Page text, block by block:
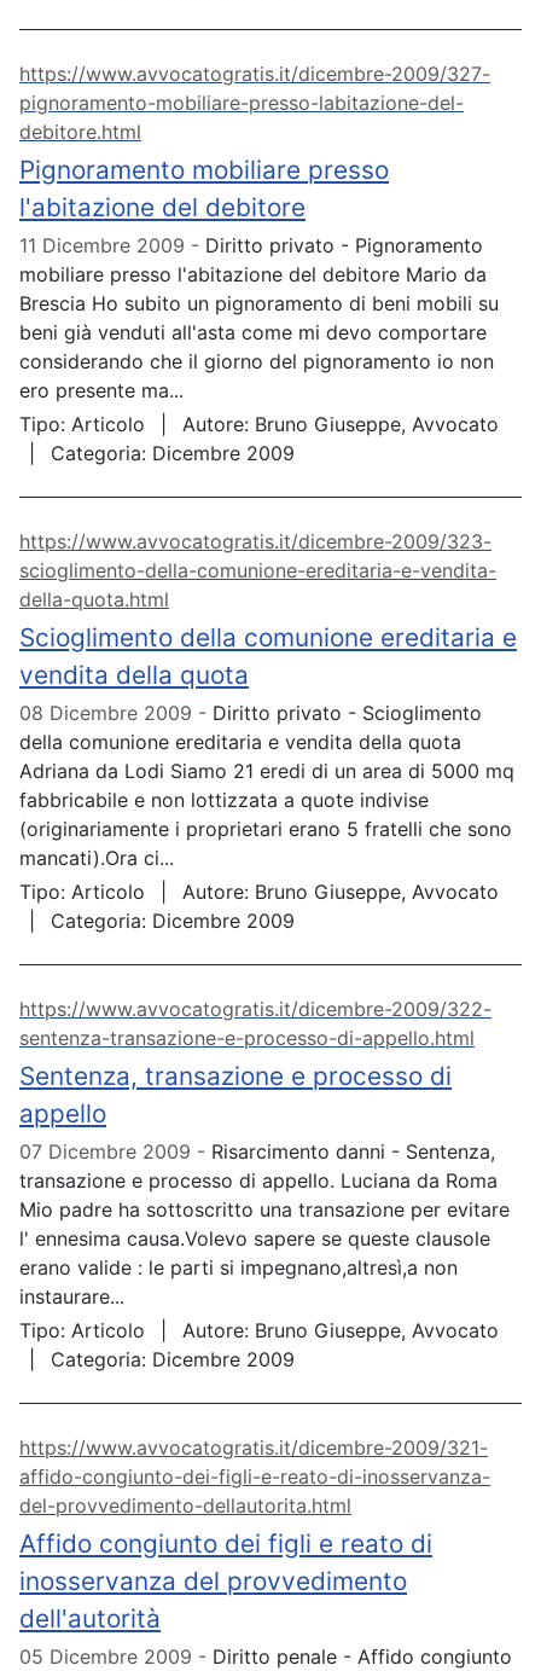
Pignoramento mobiliare presso
l'abitazione del debitore
https://www.avvocatogratis.it/dicembre-2009/327-
pignoramento-mobiliare-presso-labitazione-del-
debitore.html
11 Dicembre 2009
Diritto privato - Pignoramento
mobiliare presso l'abitazione del debitore Mario da
Brescia Ho subito un pignoramento di beni mobili su
beni già venduti all'asta come mi devo comportare
considerando che il giorno del pignoramento io non
ero presente ma...
Tipo: Articolo Autore: Bruno Giuseppe, Avvocato
Categoria: Dicembre 2009
Scioglimento della comunione ereditaria e
vendita della quota
https://www.avvocatogratis.it/dicembre-2009/323-
scioglimento-della-comunione-ereditaria-e-vendita-
della-quota.html
08 Dicembre 2009
Diritto privato - Scioglimento
della comunione ereditaria e vendita della quota
Adriana da Lodi Siamo 21 eredi di un area di 5000 mq
fabbricabile e non lottizzata a quote indivise
(originariamente i proprietari erano 5 fratelli che sono
mancati).Ora ci...
Tipo: Articolo Autore: Bruno Giuseppe, Avvocato
Categoria: Dicembre 2009
Sentenza, transazione e processo di
appello
https://www.avvocatogratis.it/dicembre-2009/322-
sentenza-transazione-e-processo-di-appello.html
07 Dicembre 2009
Risarcimento danni - Sentenza,
transazione e processo di appello. Luciana da Roma
Mio padre ha sottoscritto una transazione per evitare
l' ennesima causa.Volevo sapere se queste clausole
erano valide : le parti si impegnano,altresì,a non
instaurare...
Tipo: Articolo Autore: Bruno Giuseppe, Avvocato
Categoria: Dicembre 2009
Affido congiunto dei figli e reato di
inosservanza del provvedimento
dell'autorità
https://www.avvocatogratis.it/dicembre-2009/321-
affido-congiunto-dei-figli-e-reato-di-inosservanza-
del-provvedimento-dellautorita.html
05 Dicembre 2009
Diritto penale - Affido congiunto